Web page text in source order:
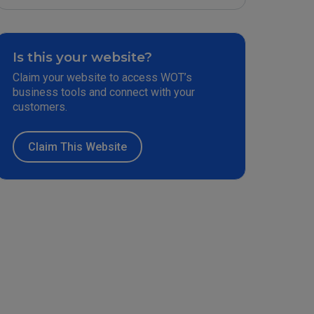
Is this your website?
Claim your website to access WOT’s
business tools and connect with your
customers.
Claim This Website